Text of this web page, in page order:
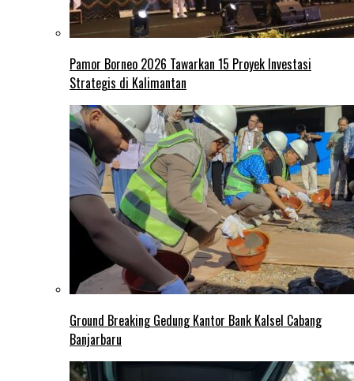
Pamor Borneo 2026 Tawarkan 15 Proyek Investasi
Strategis di Kalimantan
Ground Breaking Gedung Kantor Bank Kalsel Cabang
Banjarbaru